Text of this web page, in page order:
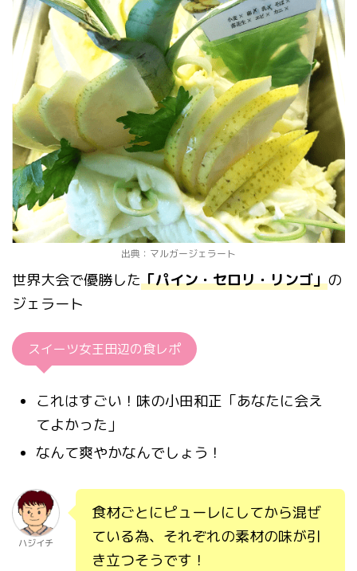
出典：マルガージェラート
世界大会で優勝した「パイン・セロリ・リンゴ」の
ジェラート
スイーツ女王田辺の食レポ
これはすごい！味の小田和正「あなたに会え
てよかった」
なんて爽やかなんでしょう！
ハジイチ
食材ごとにピューレにしてから混ぜ
ている為、それぞれの素材の味が引
き立つそうです！